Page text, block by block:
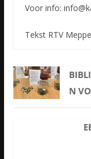
Voor info:
Tekst RTV
N